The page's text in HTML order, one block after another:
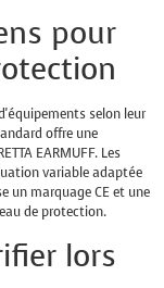
pour
selon leur
offre une
EARMUFF. Les
variable adaptée
un marquage CE et une
de protection.
lors